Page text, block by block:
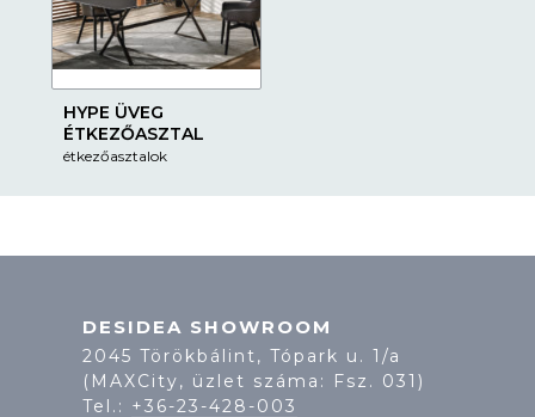
HYPE ÜVEG
ÉTKEZŐASZTAL
étkezőasztalok
DESIDEA SHOWROOM
2045 Törökbálint, Tópark u. 1/a
(MAXCity, üzlet száma: Fsz. 031)
Tel.: +36-23-428-003